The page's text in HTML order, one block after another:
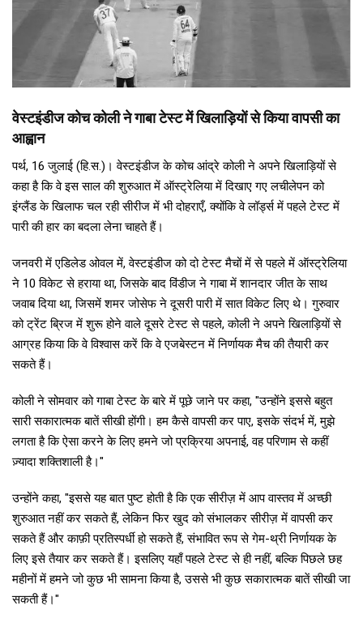
वेस्टइंडीज कोच कोली ने गाबा टेस्ट में खिलाड़ियों से किया वापसी का
आह्वान
पर्थ, 16 जुलाई (हि.स.)। वेस्टइंडीज के कोच आंद्रे कोली ने अपने खिलाड़ियों से
कहा है कि वे इस साल की शुरुआत में ऑस्ट्रेलिया में दिखाए गए लचीलेपन को
इंग्लैंड के खिलाफ चल रही सीरीज में भी दोहराएँ, क्योंकि वे लॉर्ड्स में पहले टेस्ट में
पारी की हार का बदला लेना चाहते हैं।
जनवरी में एडिलेड ओवल में, वेस्टइंडीज को दो टेस्ट मैचों में से पहले में ऑस्ट्रेलिया
ने 10 विकेट से हराया था, जिसके बाद विंडीज ने गाबा में शानदार जीत के साथ
जवाब दिया था, जिसमें शमर जोसेफ ने दूसरी पारी में सात विकेट लिए थे। गुरुवार
को ट्रेंट ब्रिज में शुरू होने वाले दूसरे टेस्ट से पहले, कोली ने अपने खिलाड़ियों से
आग्रह किया कि वे विश्वास करें कि वे एजबेस्टन में निर्णायक मैच की तैयारी कर
सकते हैं।
कोली ने सोमवार को गाबा टेस्ट के बारे में पूछे जाने पर कहा, "उन्होंने इससे बहुत
सारी सकारात्मक बातें सीखी होंगी। हम कैसे वापसी कर पाए, इसके संदर्भ में, मुझे
लगता है कि ऐसा करने के लिए हमने जो प्रक्रिया अपनाई, वह परिणाम से कहीं
ज़्यादा शक्तिशाली है।"
उन्होंने कहा, "इससे यह बात पुष्ट होती है कि एक सीरीज़ में आप वास्तव में अच्छी
शुरुआत नहीं कर सकते हैं, लेकिन फिर खुद को संभालकर सीरीज़ में वापसी कर
सकते हैं और काफ़ी प्रतिस्पर्धी हो सकते हैं, संभावित रूप से गेम-थ्री निर्णायक के
लिए इसे तैयार कर सकते हैं। इसलिए यहाँ पहले टेस्ट से ही नहीं, बल्कि पिछले छह
महीनों में हमने जो कुछ भी सामना किया है, उससे भी कुछ सकारात्मक बातें सीखी जा
सकती हैं।"